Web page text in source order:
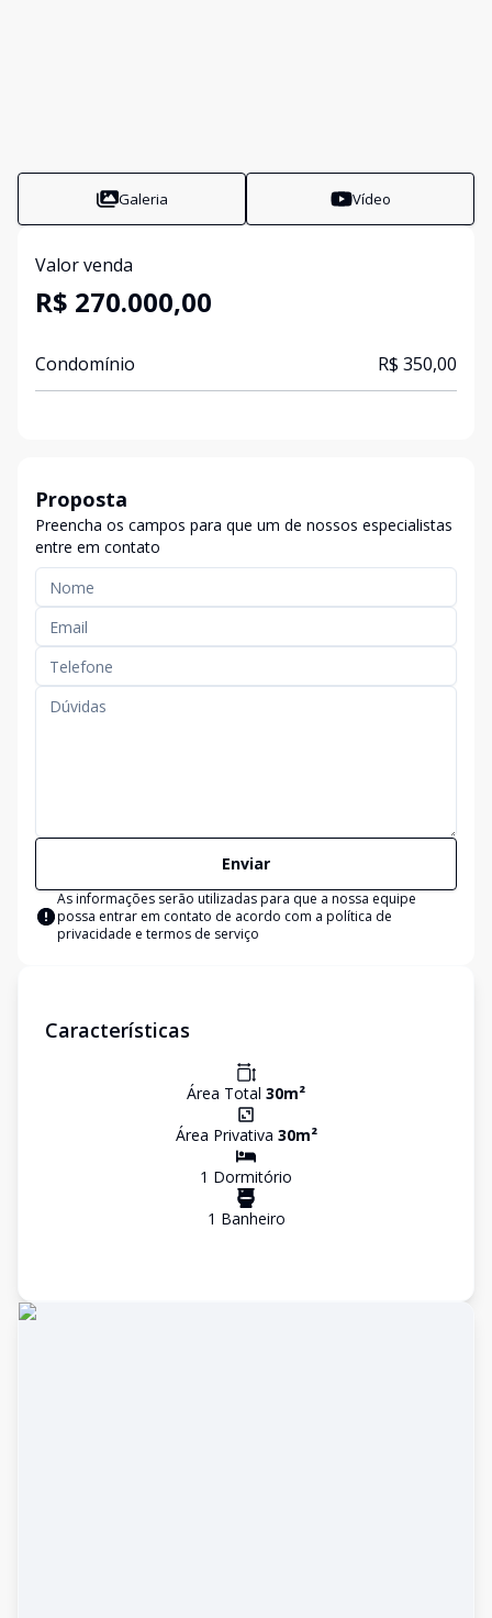
Galeria Vídeo
Valor venda
R$ 270.000,00
Condomínio R$ 350,00
Proposta
Preencha os campos para que um de nossos especialistas
entre em contato
Enviar
As informações serão utilizadas para que a nossa equipe
possa entrar em contato de acordo com a política de
privacidade e termos de serviço
Características
Área Total 30m²
Área Privativa 30m²
1 Dormitório
1 Banheiro